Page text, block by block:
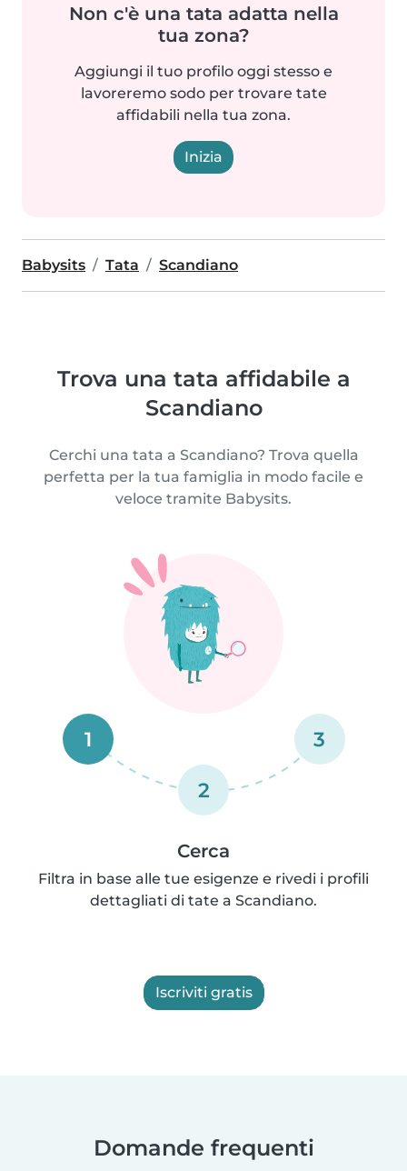
Non c'è una tata adatta nella
tua zona?
Aggiungi il tuo profilo oggi stesso e
lavoreremo sodo per trovare tate
affidabili nella tua zona.
Inizia
Babysits Tata Scandiano
Trova una tata affidabile a
Scandiano
Cerchi una tata a Scandiano? Trova quella
perfetta per la tua famiglia in modo facile e
veloce tramite Babysits.
1
2
3
Cerca
Filtra in base alle tue esigenze e rivedi i profili
dettagliati di tate a Scandiano.
Iscriviti gratis
Domande frequenti